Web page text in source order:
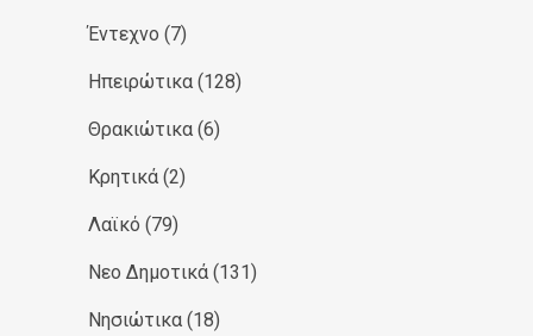
Έντεχνο (7)
Ηπειρώτικα (128)
Θρακιώτικα (6)
Κρητικά (2)
Λαϊκό (79)
Νεο Δημοτικά (131)
Νησιώτικα (18)